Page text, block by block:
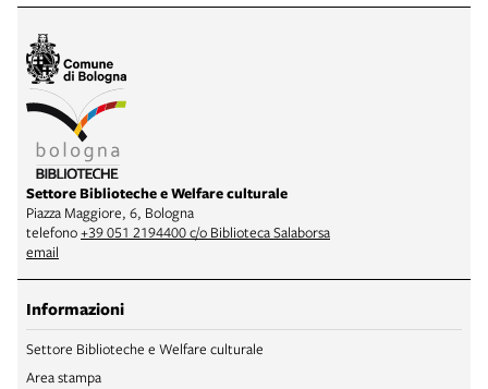
Settore Biblioteche e Welfare culturale
Piazza Maggiore, 6, Bologna
telefono+39 051 2194400 c/o Biblioteca Salaborsa
email
Informazioni
Settore Biblioteche e Welfare culturale
Area stampa